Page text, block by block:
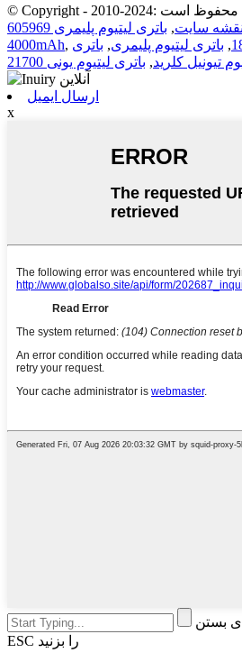
نقشه سایت,
باتری لیتیوم پلیمری 605969PV 3.7V
4000mAh, , باتری لیتیوم پلیمری, باتری
تیونیل کلرید, باتری لیتیوم یونی 21700
ارسال ایمیل
x
بستن
ESC را بزنید